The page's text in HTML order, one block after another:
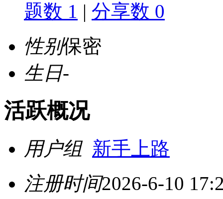
题数 1 | 分享数 0
性别保密
生日-
活跃概况
用户组 新手上路
注册时间2026-6-10